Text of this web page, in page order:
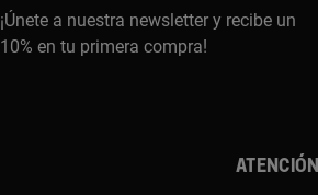
¡Únete a nuestra newsletter y recibe un
10% en tu primera compra!